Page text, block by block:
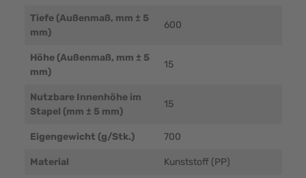
Tiefe (Außenmaß, mm ± 5
mm)
600
Höhe (Außenmaß, mm ± 5
mm)
15
Nutzbare Innenhöhe im
Stapel (mm ± 5 mm)
15
Eigengewicht (g/Stk.) 700
Material Kunststoff (PP)